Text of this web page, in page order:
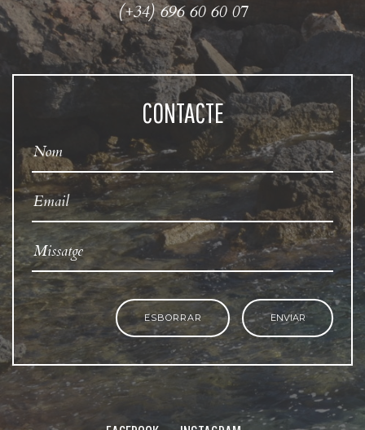
(+34) 696 60 60 07
CONTACTE
ESBORRAR ENVIAR